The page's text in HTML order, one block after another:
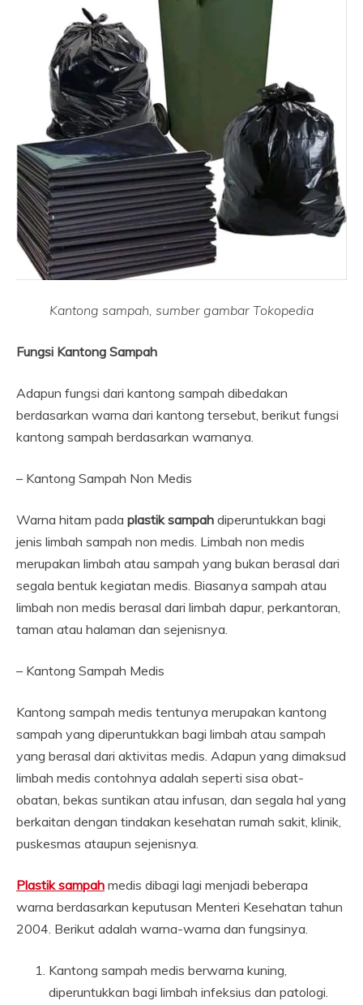
Kantong sampah, sumber gambar Tokopedia
Fungsi Kantong Sampah
Adapun fungsi dari kantong sampah dibedakan
berdasarkan warna dari kantong tersebut, berikut fungsi
kantong sampah berdasarkan warnanya.
– Kantong Sampah Non Medis
Warna hitam pada plastik sampah diperuntukkan bagi
jenis limbah sampah non medis. Limbah non medis
merupakan limbah atau sampah yang bukan berasal dari
segala bentuk kegiatan medis. Biasanya sampah atau
limbah non medis berasal dari limbah dapur, perkantoran,
taman atau halaman dan sejenisnya.
– Kantong Sampah Medis
Kantong sampah medis tentunya merupakan kantong
sampah yang diperuntukkan bagi limbah atau sampah
yang berasal dari aktivitas medis. Adapun yang dimaksud
limbah medis contohnya adalah seperti sisa obat-
obatan, bekas suntikan atau infusan, dan segala hal yang
berkaitan dengan tindakan kesehatan rumah sakit, klinik,
puskesmas ataupun sejenisnya.
Plastik sampah medis dibagi lagi menjadi beberapa
warna berdasarkan keputusan Menteri Kesehatan tahun
2004. Berikut adalah warna-warna dan fungsinya.
Kantong sampah medis berwarna kuning,
diperuntukkan bagi limbah infeksius dan patologi.